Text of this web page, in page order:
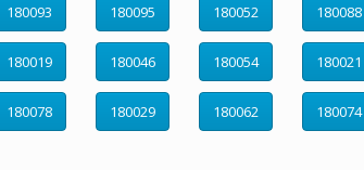
180093 180095 180052 180088
180019 180046 180054 180021
180078 180029 180062 180074